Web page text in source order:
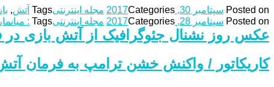
Posted on سپتامبر 30, 2017 Categories مجله اینترنتیTags آتش,
Posted on سپتامبر 28, 2017 Categories مجله اینترنتیTags : میانمار
عکس روز نشنال جئوگرافیک از آتش بازی
کاریکاتور / واکنش خشن ترامپ به فرمان